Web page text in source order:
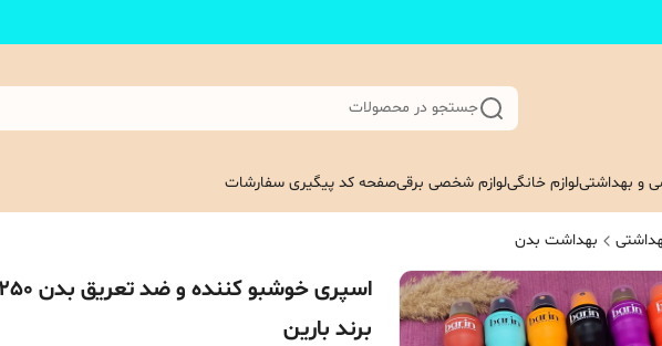
جستجو در محصولات
و بهداشتیلوازم خانگیلوازم شخصی برقیصفحه کد پیگیری سفارشات
بهداشت بدن
برند بارین